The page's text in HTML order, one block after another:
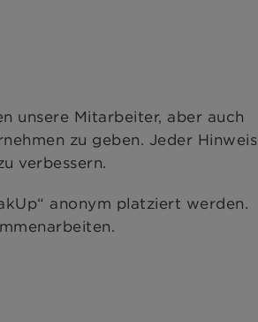
unsere Mitarbeiter, aber auch
zu geben. Jeder Hinweis
verbessern.
anonym platziert werden.